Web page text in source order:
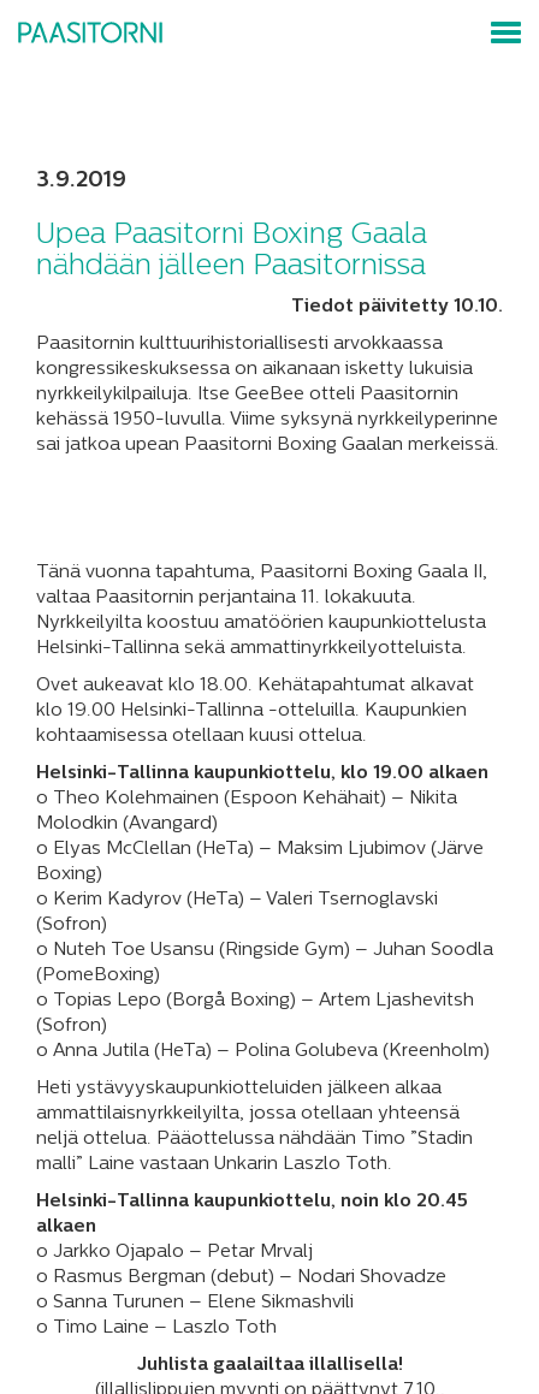
3.9.2019
Upea Paasitorni Boxing Gaala
nähdään jälleen Paasitornissa
Tiedot päivitetty 10.10.
Paasitornin kulttuurihistoriallisesti arvokkaassa
kongressikeskuksessa on aikanaan isketty lukuisia
nyrkkeilykilpailuja. Itse GeeBee otteli Paasitornin
kehässä 1950-luvulla. Viime syksynä nyrkkeilyperinne
sai jatkoa upean Paasitorni Boxing Gaalan merkeissä.
Tänä vuonna tapahtuma, Paasitorni Boxing Gaala II,
valtaa Paasitornin perjantaina 11. lokakuuta.
Nyrkkeilyilta koostuu amatöörien kaupunkiottelusta
Helsinki-Tallinna sekä ammattinyrkkeilyotteluista.
Ovet aukeavat klo 18.00. Kehätapahtumat alkavat
klo 19.00 Helsinki-Tallinna -otteluilla. Kaupunkien
kohtaamisessa otellaan kuusi ottelua.
Helsinki-Tallinna kaupunkiottelu, klo 19.00 alkaen
o Theo Kolehmainen (Espoon Kehähait) – Nikita
Molodkin (Avangard)
o Elyas McClellan (HeTa) – Maksim Ljubimov (Järve
Boxing)
o Kerim Kadyrov (HeTa) – Valeri Tsernoglavski
(Sofron)
o Nuteh Toe Usansu (Ringside Gym) – Juhan Soodla
(PomeBoxing)
o Topias Lepo (Borgå Boxing) – Artem Ljashevitsh
(Sofron)
o Anna Jutila (HeTa) – Polina Golubeva (Kreenholm)
Heti ystävyyskaupunkiotteluiden jälkeen alkaa
ammattilaisnyrkkeilyilta, jossa otellaan yhteensä
neljä ottelua. Pääottelussa nähdään Timo ”Stadin
malli” Laine vastaan Unkarin Laszlo Toth.
Helsinki-Tallinna kaupunkiottelu, noin klo 20.45
alkaen
o Jarkko Ojapalo – Petar Mrvalj
o Rasmus Bergman (debut) – Nodari Shovadze
o Sanna Turunen – Elene Sikmashvili
o Timo Laine – Laszlo Toth
Juhlista gaalailtaa illallisella!